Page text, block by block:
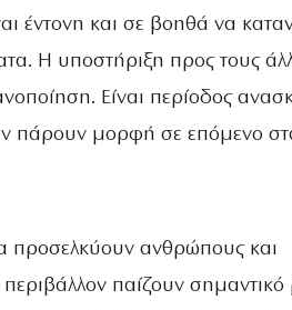
έντονη και σε βοηθά να
Η υποστήριξη προς τους
Είναι περίοδος
πάρουν μορφή σε επόμενο
προσελκύουν ανθρώπους και
παίζουν σημαντικό